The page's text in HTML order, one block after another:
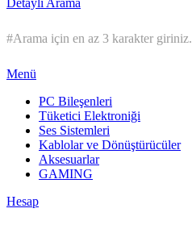
Detaylı Arama
#Arama için en az 3 karakter giriniz.
Menü
PC Bileşenleri
Tüketici Elektroniği
Ses Sistemleri
Kablolar ve Dönüştürücüler
Aksesuarlar
GAMING
Hesap